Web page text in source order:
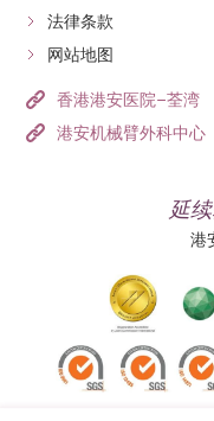
法律条款
网站地图
香港港安医院–荃湾
港安机械臂外科中心
延
港